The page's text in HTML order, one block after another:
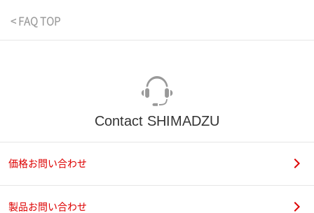
< FAQ TOP
Contact SHIMADZU
価格お問い合わせ
製品お問い合わせ